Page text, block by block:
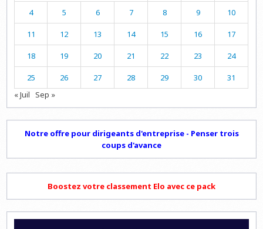
4 5 6 7 8 9 10
11 12 13 14 15 16 17
18 19 20 21 22 23 24
25 26 27 28 29 30
31
« Juil Sep »
Notre offre pour dirigeants d'entreprise - Penser trois
coups d'avance
Boostez votre classement Elo avec ce pack